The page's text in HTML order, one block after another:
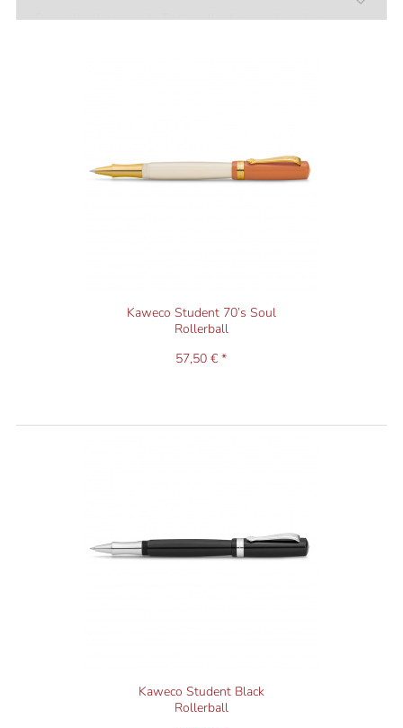
Der optimal passende Tintenroller kann, neben dem
130jährigen Erfahrung mit Schreibgeräten.
Kaweco Student 70’s Soul
Rollerball
57,50 € *
Kaweco Student Black
Rollerball